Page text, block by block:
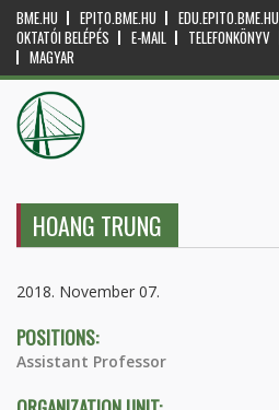
BME.HU EPITO.BME.HU EDU.EPITO.BME.HU
OKTATÓI BELÉPÉS
E-MAIL TELEFONKÖNYV
MAGYAR
HOANG TRUNG
2018. November 07.
POSITIONS:
Assistant Professor